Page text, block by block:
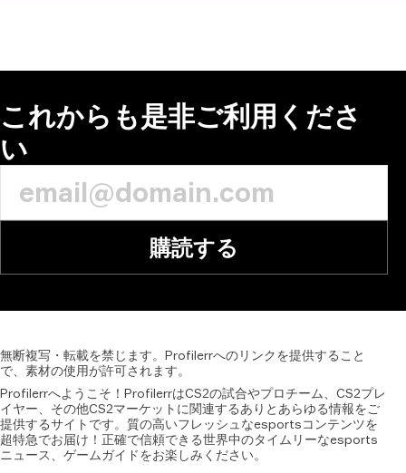
これからも是非ご利用くださ
い
購読する
無断複写・転載を禁じます。Profilerrへのリンクを提供すること
で、素材の使用が許可されます。
Profilerrへようこそ！ProfilerrはCS2の試合やプロチーム、CS2プレ
イヤー、その他CS2マーケットに関連するありとあらゆる情報をご
提供するサイトです。質の高いフレッシュなesportsコンテンツを
超特急でお届け！正確で信頼できる世界中のタイムリーなesports
ニュース、ゲームガイドをお楽しみください。